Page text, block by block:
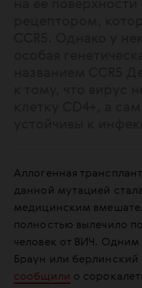
Аллогенная
данной мутацией
медицинским
полностью вылечило
человек от ВИЧ. Одним
Браун или
сообщили о